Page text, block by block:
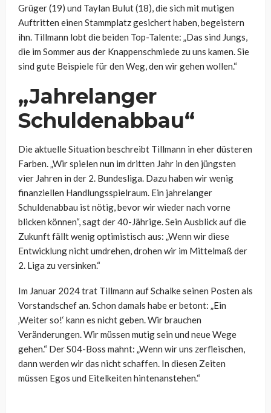
Grüger (19) und Taylan Bulut (18), die sich mit mutigen
Auftritten einen Stammplatz gesichert haben, begeistern
ihn. Tillmann lobt die beiden Top-Talente: „Das sind Jungs,
die im Sommer aus der Knappenschmiede zu uns kamen. Sie
sind gute Beispiele für den Weg, den wir gehen wollen.“
„Jahrelanger
Schuldenabbau“
Die aktuelle Situation beschreibt Tillmann in eher düsteren
Farben. „Wir spielen nun im dritten Jahr in den jüngsten
vier Jahren in der 2. Bundesliga. Dazu haben wir wenig
finanziellen Handlungsspielraum. Ein jahrelanger
Schuldenabbau ist nötig, bevor wir wieder nach vorne
blicken können“, sagt der 40-Jährige. Sein Ausblick auf die
Zukunft fällt wenig optimistisch aus: „Wenn wir diese
Entwicklung nicht umdrehen, drohen wir im Mittelmaß der
2. Liga zu versinken.“
Im Januar 2024 trat Tillmann auf Schalke seinen Posten als
Vorstandschef an. Schon damals habe er betont: „Ein
‚Weiter so!‘ kann es nicht geben. Wir brauchen
Veränderungen. Wir müssen mutig sein und neue Wege
gehen.“ Der S04-Boss mahnt: „Wenn wir uns zerfleischen,
dann werden wir das nicht schaffen. In diesen Zeiten
müssen Egos und Eitelkeiten hintenanstehen.“